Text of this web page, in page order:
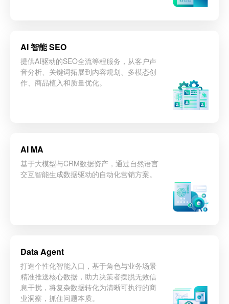
AI 智能 SEO
提供AI驱动的SEO全流等程服务，从客户声
音分析、关键词拓展到内容规划、多模态创
作、商品植入和质量优化。
AI MA
基于大模型与CRM数据资产，通过自然语言
交互智能生成数据驱动的自动化营销方案。
Data Agent
打造个性化智能入口，基于角色与业务场景
精准推送核心数据，助力决策者摆脱无效信
息干扰，将复杂数据转化为清晰可执行的商
业洞察，抓住问题本质。